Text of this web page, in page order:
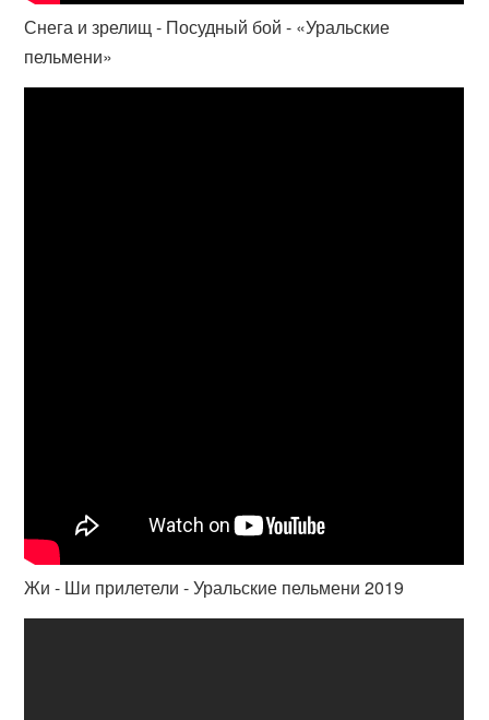
Снега и зрелищ - Посудный бой - «Уральские
пельмени»
Жи - Ши прилетели - Уральские пельмени 2019